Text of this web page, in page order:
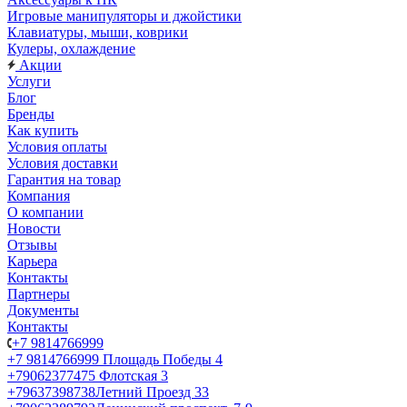
Игровые манипуляторы и джойстики
Клавиатуры, мыши, коврики
Кулеры, охлаждение
Акции
Услуги
Блог
Бренды
Как купить
Условия оплаты
Условия доставки
Гарантия на товар
Компания
О компании
Новости
Отзывы
Карьера
Контакты
Партнеры
Документы
Контакты
+7 9814766999
+7 9814766999 Площадь Победы 4
+79062377475 Флотская 3
+79637398738Летний Проезд 33